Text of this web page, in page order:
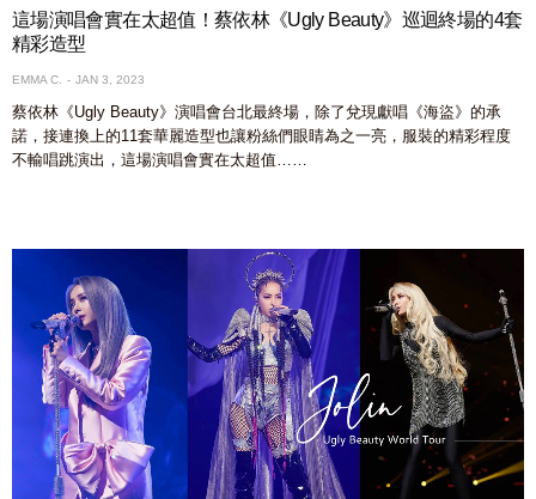
這場演唱會實在太超值！蔡依林《Ugly Beauty》巡迴終場的4套
精彩造型
EMMA C. JAN 3, 2023
蔡依林《Ugly Beauty》演唱會台北最終場，除了兌現獻唱《海盜》的承
諾，接連換上的11套華麗造型也讓粉絲們眼睛為之一亮，服裝的精彩程度
不輸唱跳演出，這場演唱會實在太超值……